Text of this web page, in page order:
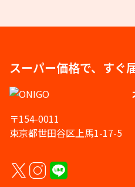
スーパー価格で、すぐ
〒154-0011
東京都世田谷区上馬1-17-5